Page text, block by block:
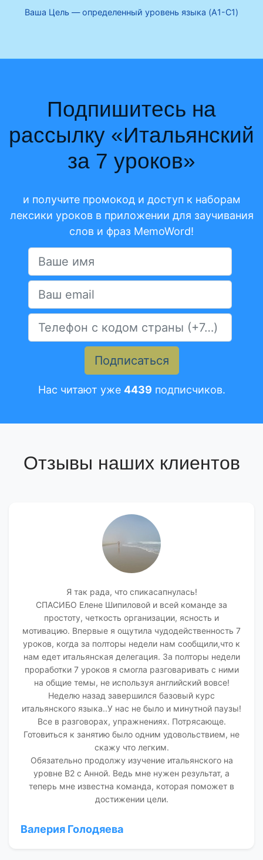
Ваша Цель — определенный уровень языка (A1-C1)
Подпишитесь на
рассылку «Итальянский
за 7 уроков»
и получите промокод и доступ к наборам
лексики уроков в приложении для заучивания
слов и фраз MemoWord!
Подписаться
Нас читают уже 4439 подписчиков.
Отзывы наших клиентов
Я так рада, что спикасапнулась!
СПАСИБО Елене Шипиловой и всей команде за
простоту, четкость организации, ясность и
мотивацию. Впервые я ощутила чудодейственность 7
уроков, когда за полторы недели нам сообщили,что к
нам едет итальянская делегация. За полторы недели
проработки 7 уроков я смогла разговаривать с ними
на общие темы, не используя английский вовсе!
Неделю назад завершился базовый курс
итальянского языка..У нас не было и минутной паузы!
Все в разговорах, упражнениях. Потрясающе.
Готовиться к занятию было одним удовольствием, не
скажу что легким.
Обязательно продолжу изучение итальянского на
уровне В2 с Анной. Ведь мне нужен результат, а
теперь мне известна команда, которая поможет в
достижении цели.
Валерия Голодяева